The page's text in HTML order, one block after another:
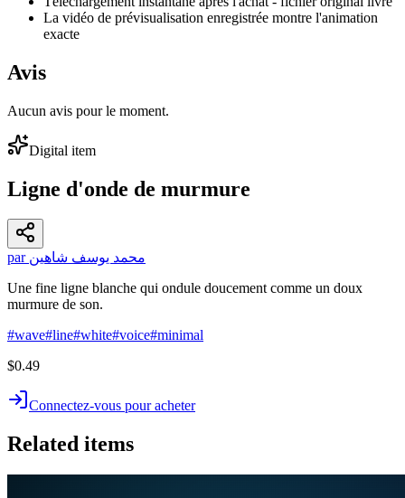
La vidéo de prévisualisation enregistrée montre l'animation
exacte
Avis
Aucun avis pour le moment.
Digital item
Ligne d'onde de murmure
par محمد يوسف شاهين
Une fine ligne blanche qui ondule doucement comme un doux
murmure de son.
#wave#line#white#voice#minimal
$0.49
Connectez-vous pour acheter
Related items